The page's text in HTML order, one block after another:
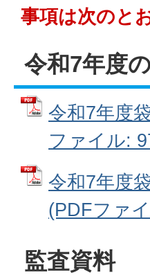
事項は次のと
令和7年度
令和7年度
ファイル:
令和7年度
(PDFファ
監査資料